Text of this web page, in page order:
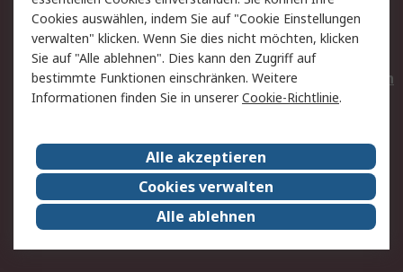
AGB
Datenschutz
Cookie-Richtlinie
Zahlungsbedingungen
Copyright/Impressum
Entsorgung
Elektrogeräte/Batterien
RS weltweit
Karriere bei RS
Nachhaltigkeit
Qualität/Umwelt/ZertifikatePresse-Center
Event-Center
Cookies auswählen, indem Sie auf "Cookie Einstellungen
verwalten" klicken. Wenn Sie dies nicht möchten, klicken
Sie auf "Alle ablehnen". Dies kann den Zugriff auf
bestimmte Funktionen einschränken. Weitere
Informationen finden Sie in unsererCookie-Richtlinie.
Alle akzeptieren
Cookies verwalten
Alle ablehnen